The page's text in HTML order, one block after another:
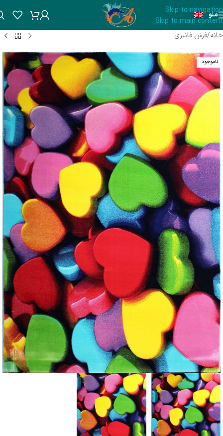
Skip to navigation
Skip to main content
منو
خانه/فرش فانتزی
ناموجود